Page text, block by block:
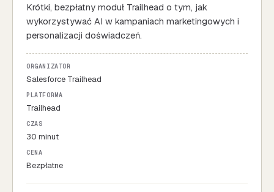
Krótki, bezpłatny moduł Trailhead o tym, jak
wykorzystywać AI w kampaniach marketingowych i
personalizacji doświadczeń.
ORGANIZATOR
Salesforce Trailhead
PLATFORMA
Trailhead
CZAS
30 minut
CENA
Bezpłatne